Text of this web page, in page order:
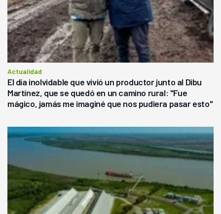
Actualidad
El día inolvidable que vivió un productor junto al Dibu
Martínez, que se quedó en un camino rural: "Fue
mágico, jamás me imaginé que nos pudiera pasar esto"